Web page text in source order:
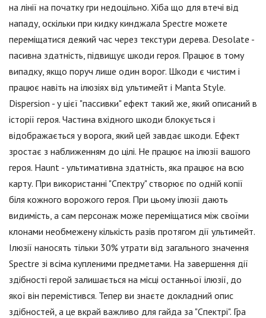
на лінії на початку гри недоцільно. Хіба що для втечі від
нападу, оскільки при кидку кинджала Spectre можете
переміщатися деякий час через текстури дерева. Desolate -
пасивна здатність, підвищує шкоди героя. Працює в тому
випадку, якщо поруч лише один ворог. Шкоди є чистим і
працює навіть на ілюзіях від ультимейт і Manta Style.
Dispersion - у цієї "пассивки" ефект такий же, який описаний в
історії героя. Частина вхідного шкоди блокується і
відображається у ворога, який цей завдає шкоди. Ефект
зростає з наближенням до цілі. Не працює на ілюзії вашого
героя. Haunt - ультимативна здатність, яка працює на всю
карту. При використанні "Спектру" створює по одній копії
біля кожного ворожого героя. При цьому ілюзії дають
видимість, а сам персонаж може переміщатися між своїми
клонами необмежену кількість разів протягом дії ультимейт.
Ілюзії наносять тільки 30% утрати від загального значення
Spectre зі всіма купленими предметами. На завершення дії
здібності герой залишається на місці останньої ілюзії, до
якої він перемістився. Тепер ви знаєте докладний опис
здібностей, а це вкрай важливо для гайда за "Спектрі". Гра